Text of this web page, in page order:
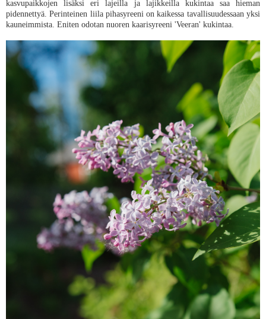
kasvupaikkojen lisäksi eri lajeilla ja lajikkeilla kukintaa saa hieman
pidennettyä. Perinteinen liila pihasyreeni on kaikessa tavallisuudessaan yksi
kauneimmista. Eniten odotan nuoren kaarisyreeni 'Veeran' kukintaa.